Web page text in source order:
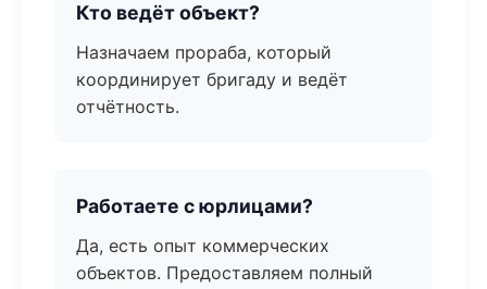
Кто ведёт объект?
Назначаем прораба, который
координирует бригаду и ведёт
отчётность.
Работаете с юрлицами?
Да, есть опыт коммерческих
объектов. Предоставляем полный